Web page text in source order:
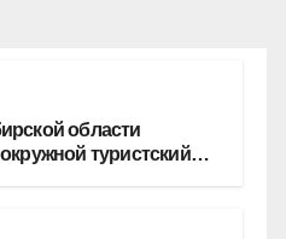
области
туристский